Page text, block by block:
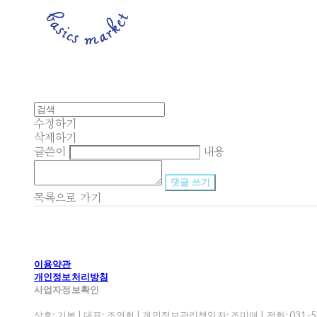
수정하기
삭제하기
글쓴이
내용
댓글 쓰기
목록으로 가기
이용약관
개인정보처리방침
사업자정보확인